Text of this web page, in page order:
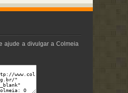
ajude a divulgar a Colmeia